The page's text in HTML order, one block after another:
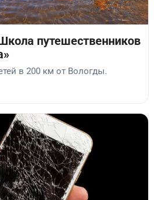
путешественников
в 200 км от Вологды.